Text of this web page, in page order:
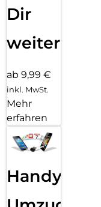
Dir
weiter
ab 9,99 €
inkl. MwSt.
Mehr
erfahren
Handy